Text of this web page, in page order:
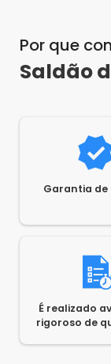
Por que
Saldão
Garantia de
É realizado
rigoroso de